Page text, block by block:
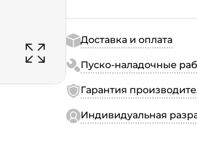
Доставка и оплата
Пуско-наладочные
Гарантия
Индивидуальная